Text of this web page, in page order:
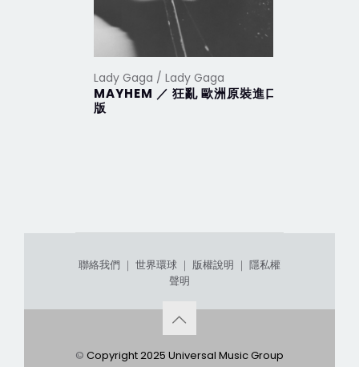
Lady Gaga / Lady Gaga
MAYHEM ／ 狂亂 歐洲原裝進口
版
聯絡我們 ｜ 世界環球 ｜ 版權說明 ｜ 隱私權
聲明
© Copyright 2025 Universal Music Group